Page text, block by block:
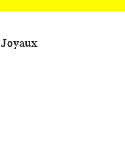
Joyaux